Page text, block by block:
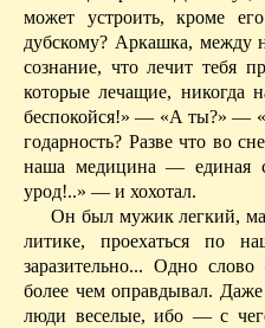
может устроить, кроме
дубскому? Аркашка, между
сознание, что лечит тебя
которые лечащие,
беспокойся!» — «А ты?» —
годарность? Разве что во
наша меди­цина — единая
урод!..» — и хохотал.
Он был мужик легкий,
литике, проехаться по
заразительно... Одно
более чем оправдывал.
люди веселые, ибо — с